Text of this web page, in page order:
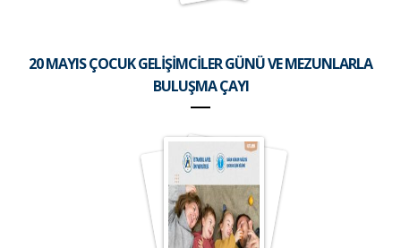
20 MAYIS ÇOCUK GELİŞİMCİLER GÜNÜ VE MEZUNLARLA
BULUŞMA ÇAYI